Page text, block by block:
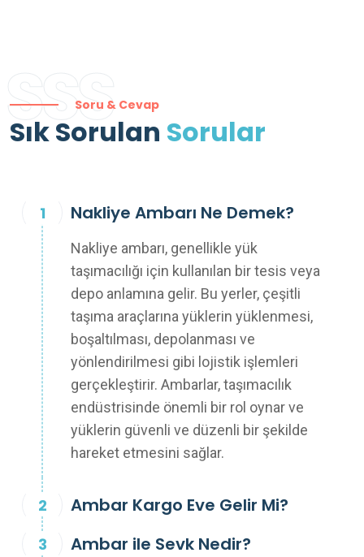
SSSSoru & Cevap
Sık Sorulan Sorular
Nakliye Ambarı Ne Demek?
Nakliye ambarı, genellikle yük
taşımacılığı için kullanılan bir tesis veya
depo anlamına gelir. Bu yerler, çeşitli
taşıma araçlarına yüklerin yüklenmesi,
boşaltılması, depolanması ve
yönlendirilmesi gibi lojistik işlemleri
gerçekleştirir. Ambarlar, taşımacılık
endüstrisinde önemli bir rol oynar ve
yüklerin güvenli ve düzenli bir şekilde
hareket etmesini sağlar.
Ambar Kargo Eve Gelir Mi?
Ambar ile Sevk Nedir?